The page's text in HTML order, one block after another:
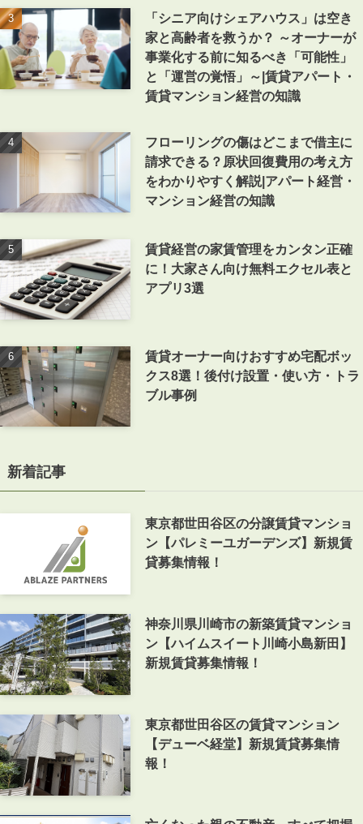
「シニア向けシェアハウス」は空き
家と高齢者を救うか？ ～オーナーが
事業化する前に知るべき「可能性」
と「運営の覚悟」～|賃貸アパート・
賃貸マンション経営の知識
フローリングの傷はどこまで借主に
請求できる？原状回復費用の考え方
をわかりやすく解説|アパート経営・
マンション経営の知識
賃貸経営の家賃管理をカンタン正確
に！大家さん向け無料エクセル表と
アプリ3選
賃貸オーナー向けおすすめ宅配ボッ
クス8選！後付け設置・使い方・トラ
ブル事例
新着記事
東京都世田谷区の分譲賃貸マンショ
ン【パレミーユガーデンズ】新規賃
貸募集情報！
神奈川県川崎市の新築賃貸マンショ
ン【ハイムスイート川崎小島新田】
新規賃貸募集情報！
東京都世田谷区の賃貸マンション
【デューベ経堂】新規賃貸募集情
報！